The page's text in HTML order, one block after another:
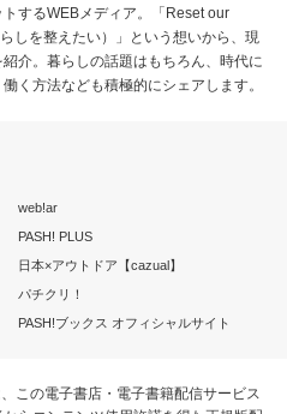
トするWEBメディア。「Reset our
しを整えたい）」という想いから、現
介。暮らしの話題はもちろん、時代に
く方法なども積極的にシェアします。
web!ar
PASH! PLUS
日本×アウトドア【cazual】
パチクリ！
PASH!ブックス オフィシャルサイト
この電子書店・電子書籍配信サービス